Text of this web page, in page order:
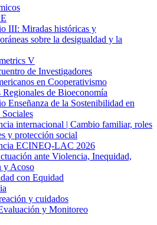
III: Miradas históricas y
sobre la desigualdad y la
V
de Investigadores
en Cooperativismo
Regionales de Bioeconomía
Enseñanza de la Sostenibilidad en
internacional | Cambio familiar, roles
y protección social
ECINEQ-LAC 2026
ante Violencia, Inequidad,
y Acoso
con Equidad
y cuidados
y Monitoreo